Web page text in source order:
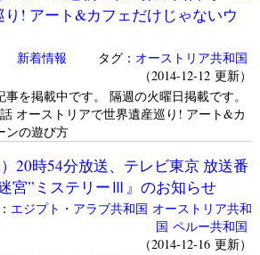
り! アート&カフェだけじゃないウ
新着情報 タグ： オーストリア共和国
（2014-12-12 更新）
を掲載中です。 隔週の火曜日掲載です。
オーストリアで世界遺産巡り! アート&カ
ンの遊び方
20時54分放送、テレビ東京 放送番
宮”ミステリーⅢ』のお知らせ
エジプト・アラブ共和国 オーストリア共和
国 ペルー共和国
（2014-12-16 更新）